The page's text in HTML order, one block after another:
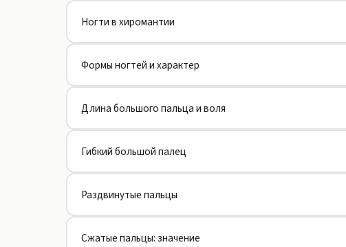
Ногти в хиромантии
Формы ногтей и характер
Длина большого пальца и воля
Гибкий большой палец
Раздвинутые пальцы
Сжатые пальцы: значение